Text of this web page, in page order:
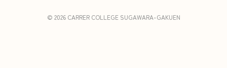
© 2026 CARRER COLLEGE SUGAWARA-GAKUEN